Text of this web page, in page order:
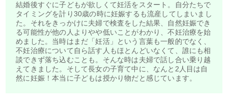
結婚後すぐに子どもが欲しくて妊活をスタート。自分たちで
タイミングを計り30歳の時に妊娠するも流産してしまいまし
た。それをきっかけに夫婦で検査をした結果、自然妊娠でき
る可能性が他の人よりやや低いことがわかり、不妊治療を始
めました。当時はまだ「妊活」という言葉も一般的でなく、
不妊治療について自ら話す人もほとんどいなくて、誰にも相
談できず落ち込むことも。そんな時は夫婦で話し合い乗り越
えてきました。そして長女の子育て中に、なんと2人目は自
然に妊娠！本当に子どもは授かり物だと感じています。